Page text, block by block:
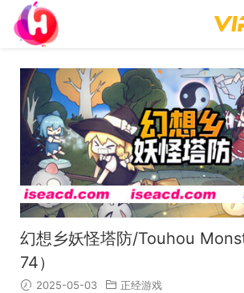
幻想乡妖怪塔防/Touhou
74）
2025-05-03 正经游戏